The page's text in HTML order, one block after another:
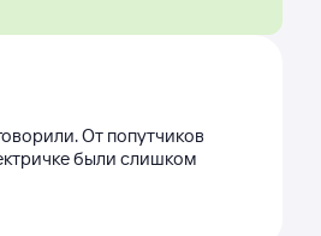
От попутчиков
были слишком